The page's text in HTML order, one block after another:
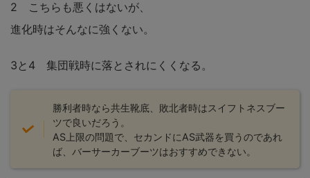
2 こちらも悪くはないが、
進化時はそんなに強くない。
3と4 集団戦時に落とされにくくなる。
勝利者時なら共生靴底、敗北者時はスイフトネスブー
ツで良いだろう。
AS上限の問題で、セカンドにAS武器を買うのであれ
ば、バーサーカーブーツはおすすめできない。